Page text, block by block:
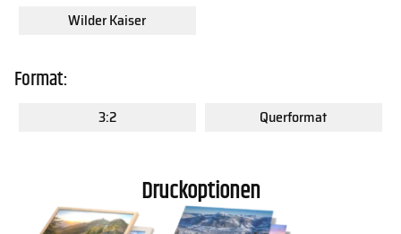
Wilder Kaiser
Format:
3:2 Querformat
Druckoptionen